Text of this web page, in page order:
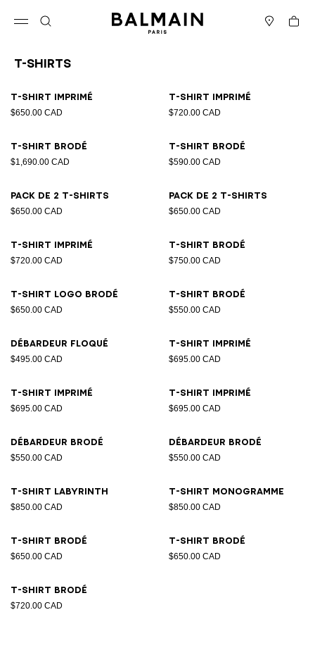
Panier
T-Shirts
T-shirt imprimé
$650.00 CAD
T-shirt imprimé
$720.00 CAD
T-shirt brodé
$1,690.00 CAD
T-shirt brodé
$590.00 CAD
Pack de 2 T-shirts
$650.00 CAD
Pack de 2 T-shirts
$650.00 CAD
T-shirt imprimé
$720.00 CAD
T-shirt brodé
$750.00 CAD
T-shirt logo brodé
$650.00 CAD
T-shirt brodé
$550.00 CAD
Débardeur floqué
$495.00 CAD
T-shirt imprimé
$695.00 CAD
T-shirt imprimé
$695.00 CAD
T-shirt imprimé
$695.00 CAD
Débardeur brodé
$550.00 CAD
Débardeur brodé
$550.00 CAD
T-shirt Labyrinth
$850.00 CAD
T-shirt Monogramme
$850.00 CAD
T-shirt brodé
$650.00 CAD
T-shirt brodé
$650.00 CAD
T-shirt brodé
$720.00 CAD